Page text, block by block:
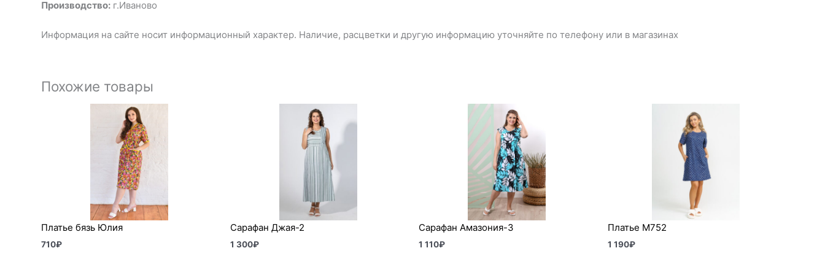
Производство: г.Иваново
Информация на сайте носит информационный характер. Наличие, расцветки и другую информацию уточняйте по телефону или в магазинах
Похожие товары
Платье бязь Юлия
710₽
Сарафан Джая-2
1 300₽
Сарафан Амазония-3
1 110₽
Платье М752
1 190₽